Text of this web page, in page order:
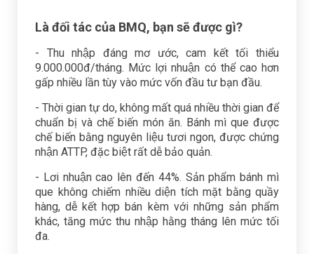
Là đối tác của BMQ, bạn sẽ được gì?
- Thu nhập đáng mơ ước, cam kết tối thiểu
9.000.000đ/tháng. Mức lợi nhuận có thể cao hơn
gấp nhiều lần tùy vào mức vốn đầu tư bạn đầu.
- Thời gian tự do, không mất quá nhiều thời gian để
chuẩn bị và chế biến món ăn. Bánh mì que được
chế biến bằng nguyên liệu tươi ngon, được chứng
nhận ATTP, đặc biệt rất dễ bảo quản.
- Lơi nhuận cao lên đến 44%. Sản phẩm bánh mì
que không chiếm nhiều diện tích mặt bằng quầy
hàng, dễ kết hợp bán kèm với những sản phẩm
khác, tăng mức thu nhập hằng tháng lên mức tối
đa.